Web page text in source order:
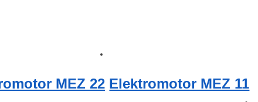
MEZ 22 Elektromotor MEZ 11